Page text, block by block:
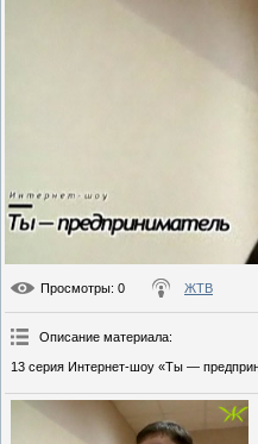
Просмотры: 0 ЖТВ
Описание материала:
13 серия Интернет-шоу «Ты —